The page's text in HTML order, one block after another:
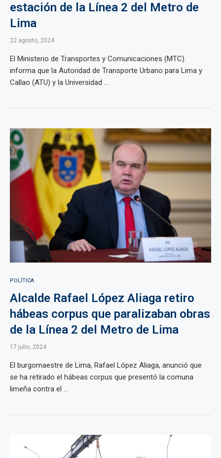
estación de la Línea 2 del Metro de
Lima
22 agosto, 2024
El Ministerio de Transportes y Comunicaciones (MTC)
informa que la Autoridad de Transporte Urbano para Lima y
Callao (ATU) y la Universidad ...
POLÍTICA
Alcalde Rafael López Aliaga retiro
hábeas corpus que paralizaban obras
de la Línea 2 del Metro de Lima
17 julio, 2024
El burgomaestre de Lima, Rafael López Aliaga, anunció que
se ha retirado el hábeas corpus que presentó la comuna
limeña contra el ...